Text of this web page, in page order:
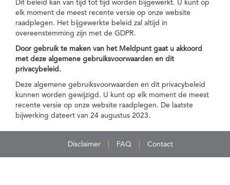
Dit beleid kan van tijd tot tijd worden bijgewerkt. U kunt op
elk moment de meest recente versie op onze website
raadplegen. Het bijgewerkte beleid zal altijd in
overeenstemming zijn met de GDPR.
Door gebruik te maken van het Meldpunt gaat u akkoord
met deze algemene gebruiksvoorwaarden en dit
privacybeleid.
Deze algemene gebruiksvoorwaarden en dit privacybeleid
kunnen worden gewijzigd. U kunt op elk moment de meest
recente versie op onze website raadplegen. De laatste
bijwerking dateert van 24 augustus 2023.
Disclaimer FAQ Contact